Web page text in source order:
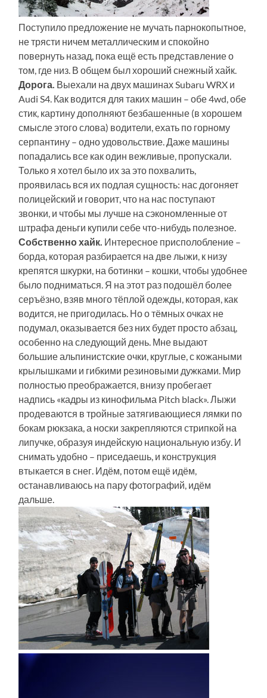
Поступило предложение не мучать парнокопытное,
не трясти ничем металлическим и спокойно
повернуть назад, пока ещё есть представление о
том, где низ. В общем был хороший снежный хайк.
Дорога. Выехали на двух машинах Subaru WRX и
Audi S4. Как водится для таких машин – обе 4wd, обе
стик, картину дополняют безбашенные (в хорошем
смысле этого слова) водители, ехать по горному
серпантину – одно удовольствие. Даже машины
попадались все как один вежливые, пропускали.
Только я хотел было их за это похвалить,
проявилась вся их подлая сущность: нас догоняет
полицейский и говорит, что на нас поступают
звонки, и чтобы мы лучше на сэкономленные от
штрафа деньги купили себе что-нибудь полезное.
Собственно хайк. Интересное присполобление –
борда, которая разбирается на две лыжи, к низу
крепятся шкурки, на ботинки – кошки, чтобы удобнее
было подниматься. Я на этот раз подошёл более
серъёзно, взяв много тёплой одежды, которая, как
водится, не пригодилась. Но о тёмных очках не
подумал, оказывается без них будет просто абзац,
особенно на следующий день. Мне выдают
большие альпинистские очки, круглые, с кожаными
крылышками и гибкими резиновыми дужками. Мир
полностью преображается, внизу пробегает
надпись «кадры из кинофильма Pitch black». Лыжи
продеваются в тройные затягивающиеся лямки по
бокам рюкзака, а носки закрепляются стрипкой на
липучке, образуя индейскую национальную избу. И
снимать удобно – приседаешь, и конструкция
втыкается в снег. Идём, потом ещё идём,
останавливаюсь на пару фотографий, идём
дальше.